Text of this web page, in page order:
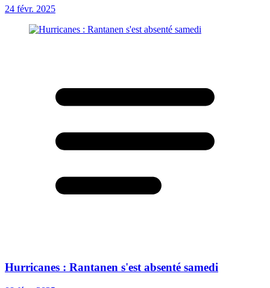
24 févr. 2025
Hurricanes : Rantanen s'est absenté samedi